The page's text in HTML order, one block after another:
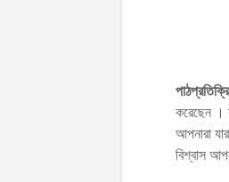
করেছেন ।
আপনারা
বিশ্বাস